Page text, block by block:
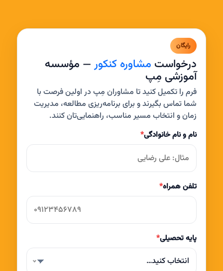
رایگان
درخواست مشاوره کنکور— مؤسسه
آموزشی مِپ
فرم را تکمیل کنید تا مشاوران مِپ در اولین فرصت با
شما تماس بگیرند و برای برنامه‌ریزی مطالعه، مدیریت
زمان و انتخاب مسیر مناسب، راهنمایی‌تان کنند.
نام و نام خانوادگی*
تلفن همراه*
پایه تحصیلی*
انتخاب کنید…